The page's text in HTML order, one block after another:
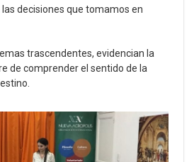
decisiones que tomamos en
trascendentes, evidencian la
de comprender el sentido de la